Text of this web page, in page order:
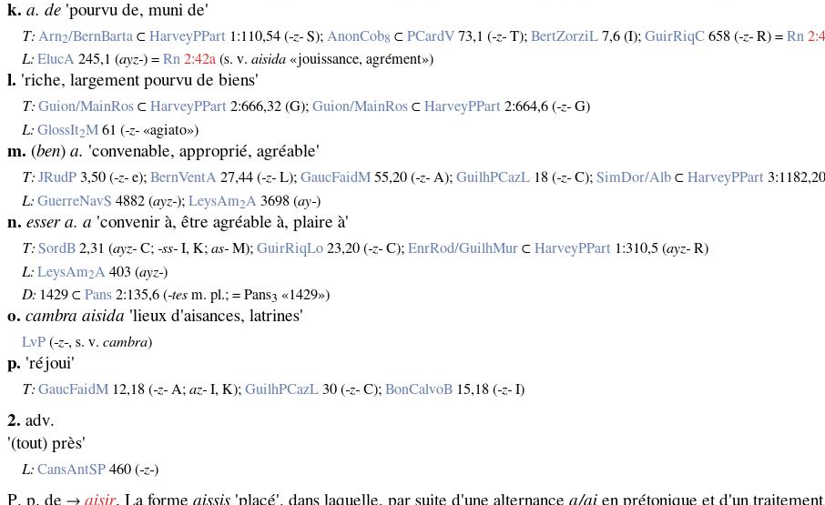
k. a. de 'pourvu de, muni de'
T: Arn2/BernBarta ⊂HarveyPPart 1:110,54 (‑z‑ S); AnonCob8 ⊂PCardV 73,1 (‑z‑ T);BertZorziL 7,6 (I);GuirRiqC 658 (‑z‑ R) =Rn
L: ElucA 245,1 (ayz‑) =Rn 2:42a (s. v.aisida «jouissance, agrément»)
l. 'riche, largement pourvu de biens'
T: Guion/MainRos ⊂HarveyPPart 2:666,32 (G);Guion/MainRos ⊂HarveyPPart 2:664,6 (‑z‑ G)
L: GlossIt2M 61 (‑z‑ «agiato»)
m. (ben) a. 'convenable, approprié, agréable'
T: JRudP 3,50 (‑z‑ e);BernVentA 27,44 (‑z‑ L);GaucFaidM 55,20 (‑z‑ A);GuilhPCazL 18 (‑z‑ C);SimDor/Alb ⊂HarveyPPart
L: GuerreNavS 4882 (ayz‑);LeysAm2A 3698 (ay‑)
n. esser a. a 'convenir à, être agréable à, plaire à'
T: SordB 2,31 (ayz‑ C;‑ss‑ I, K;as‑ M);GuirRiqLo 23,20 (‑z‑ C);EnrRod/GuilhMur ⊂HarveyPPart 1:310,5 (ayz‑ R)
L: LeysAm2A 403 (ayz‑)
D: 1429 ⊂Pans 2:135,6 (‑tes m. pl.; = Pans3 «1429»)
o. cambra aisida 'lieux d'aisances, latrines'
LvP (‑z‑, s. v.cambra)
p. 'réjoui'
T: GaucFaidM 12,18 (‑z‑ A;az‑ I, K);GuilhPCazL 30 (‑z‑ C);BonCalvoB 15,18 (‑z‑ I)
2. adv.
'(tout) près'
L: CansAntSP 460 (‑z‑)
P. p. de → aisir. La forme aissis 'placé', dans laquelle, par suite d'une alternance a/ai en prétonique et d'un traitement